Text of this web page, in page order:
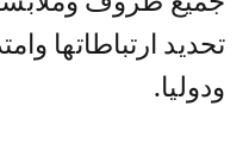
تحديد ارتباطاتها
ودوليا.